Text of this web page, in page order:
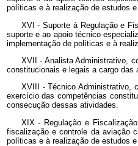
políticas e à realização de estudos
XVI - Suporte à Regulação e
suporte e ao apoio técnico
implementação de políticas e à
XVII - Analista Administrativo,
constitucionais e legais a cargo das
XVIII - Técnico Administrativo,
exercício das competências
consecução dessas atividades.
XIX - Regulação e
fiscalização e controle da aviação
políticas e à realização de estudos